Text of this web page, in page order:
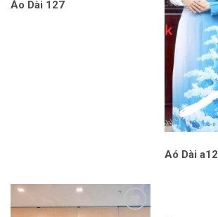
Áo Dài 127
Aó Dài a12